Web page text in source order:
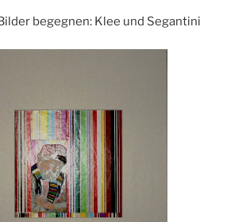
begegnen: Klee und Segantini